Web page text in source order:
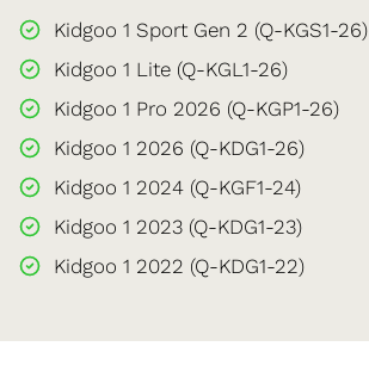
Kidgoo 1 Sport Gen 2 (Q-KGS1-26)
Kidgoo 1 Lite (Q-KGL1-26)
Kidgoo 1 Pro 2026 (Q-KGP1-26)
Kidgoo 1 2026 (Q-KDG1-26)
Kidgoo 1 2024 (Q-KGF1-24)
Kidgoo 1 2023 (Q-KDG1-23)
Kidgoo 1 2022 (Q-KDG1-22)